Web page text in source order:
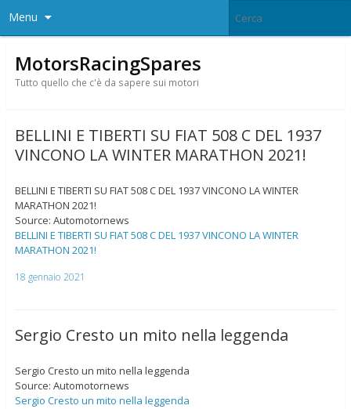
Menu
MotorsRacingSpares
Tutto quello che c'è da sapere sui motori
BELLINI E TIBERTI SU FIAT 508 C DEL 1937
VINCONO LA WINTER MARATHON 2021!
BELLINI E TIBERTI SU FIAT 508 C DEL 1937 VINCONO LA WINTER
MARATHON 2021!
Source: Automotornews
BELLINI E TIBERTI SU FIAT 508 C DEL 1937 VINCONO LA WINTER
MARATHON 2021!
18 gennaio 2021
Sergio Cresto un mito nella leggenda
Sergio Cresto un mito nella leggenda
Source: Automotornews
Sergio Cresto un mito nella leggenda